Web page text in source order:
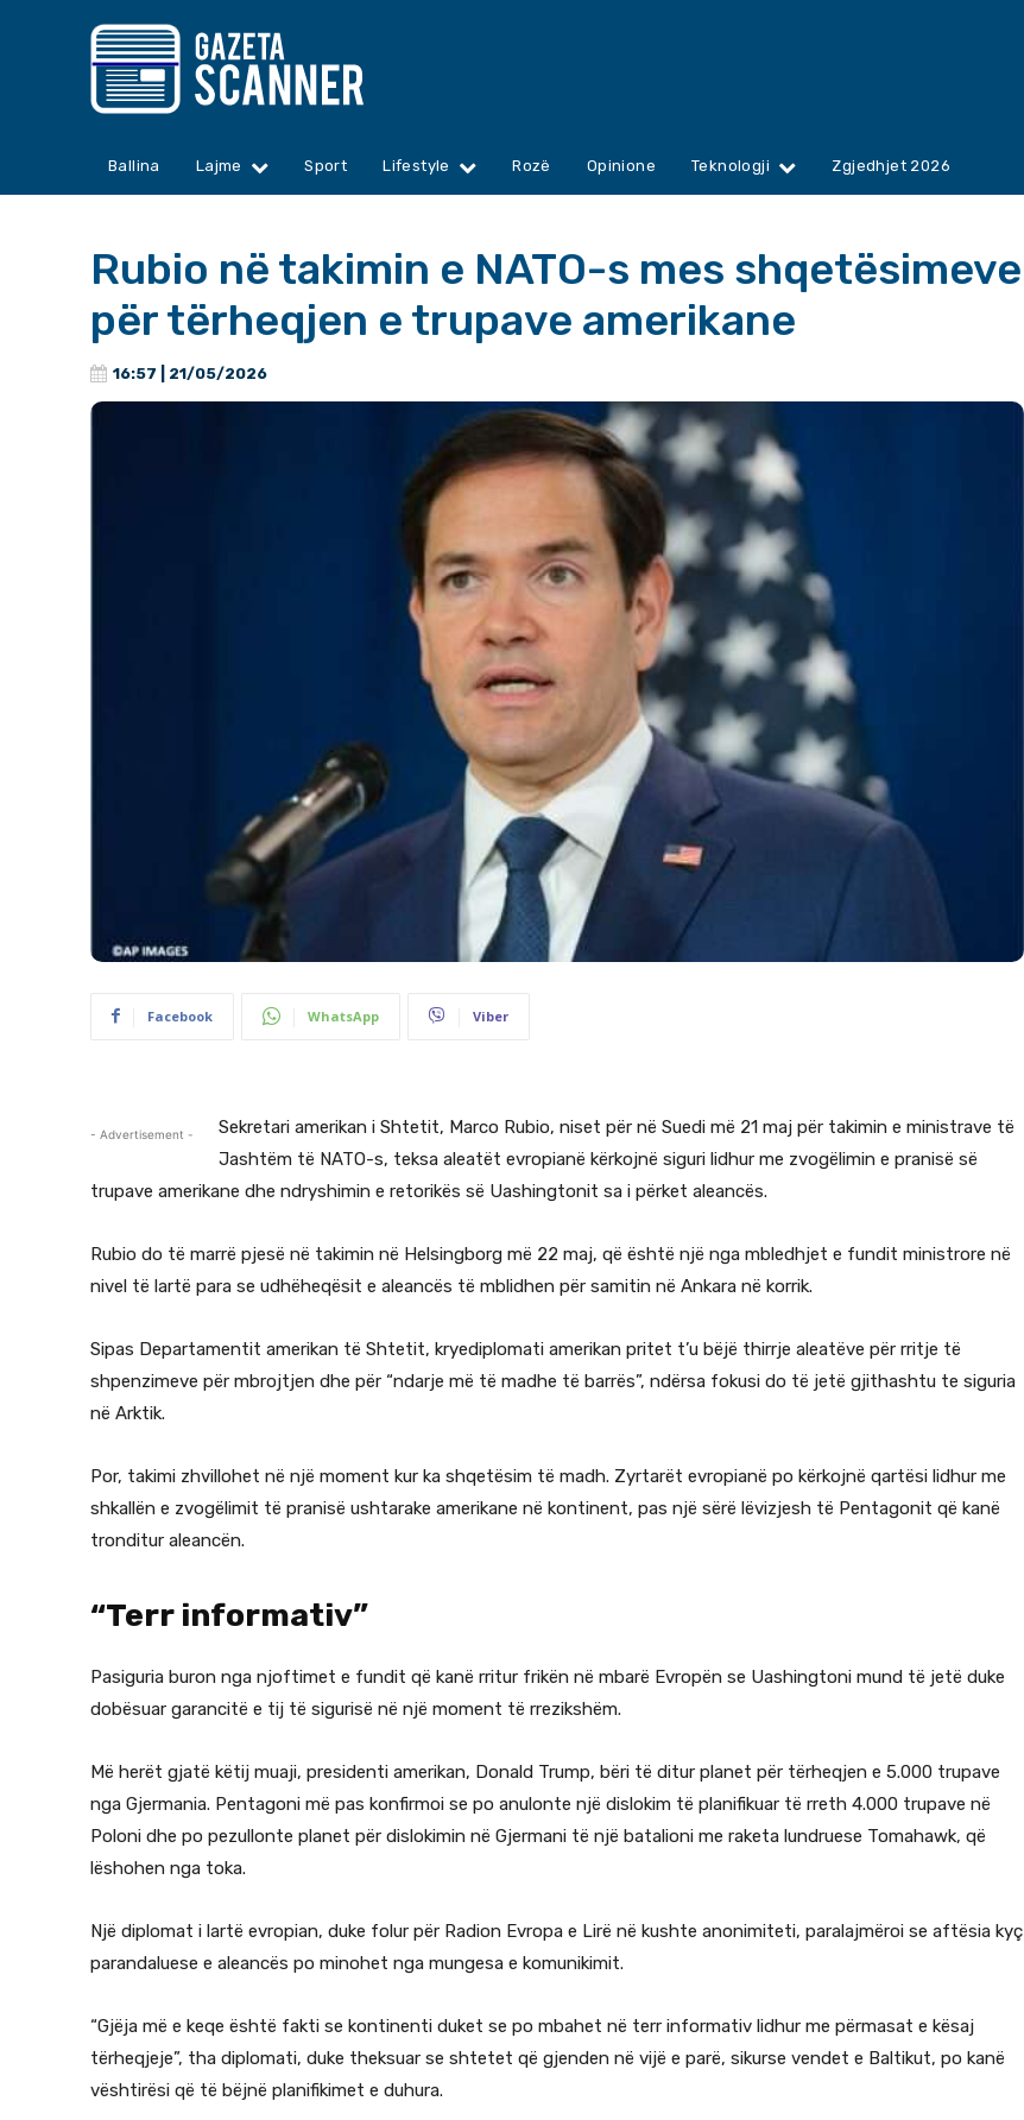
Ballina Lajme Sport Lifestyle Rozë Opinione Teknologji Zgjedhjet 2026
Rubio në takimin e NATO-s mes shqetësimeve
për tërheqjen e trupave amerikane
16:57 | 21/05/2026
Facebook WhatsApp Viber
- Advertisement -
Sekretari amerikan i Shtetit, Marco Rubio, niset për në Suedi më 21 maj për takimin e ministrave të
Jashtëm të NATO-s, teksa aleatët evropianë kërkojnë siguri lidhur me zvogëlimin e pranisë së
trupave amerikane dhe ndryshimin e retorikës së Uashingtonit sa i përket aleancës.
Rubio do të marrë pjesë në takimin në Helsingborg më 22 maj, që është një nga mbledhjet e fundit ministrore në
nivel të lartë para se udhëheqësit e aleancës të mblidhen për samitin në Ankara në korrik.
Sipas Departamentit amerikan të Shtetit, kryediplomati amerikan pritet t’u bëjë thirrje aleatëve për rritje të
shpenzimeve për mbrojtjen dhe për “ndarje më të madhe të barrës”, ndërsa fokusi do të jetë gjithashtu te siguria
në Arktik.
Por, takimi zhvillohet në një moment kur ka shqetësim të madh. Zyrtarët evropianë po kërkojnë qartësi lidhur me
shkallën e zvogëlimit të pranisë ushtarake amerikane në kontinent, pas një sërë lëvizjesh të Pentagonit që kanë
tronditur aleancën.
“Terr informativ”
Pasiguria buron nga njoftimet e fundit që kanë rritur frikën në mbarë Evropën se Uashingtoni mund të jetë duke
dobësuar garancitë e tij të sigurisë në një moment të rrezikshëm.
Më herët gjatë këtij muaji, presidenti amerikan, Donald Trump, bëri të ditur planet për tërheqjen e 5.000 trupave
nga Gjermania. Pentagoni më pas konfirmoi se po anulonte një dislokim të planifikuar të rreth 4.000 trupave në
Poloni dhe po pezullonte planet për dislokimin në Gjermani të një batalioni me raketa lundruese Tomahawk, që
lëshohen nga toka.
Një diplomat i lartë evropian, duke folur për Radion Evropa e Lirë në kushte anonimiteti, paralajmëroi se aftësia kyç
parandaluese e aleancës po minohet nga mungesa e komunikimit.
“Gjëja më e keqe është fakti se kontinenti duket se po mbahet në terr informativ lidhur me përmasat e kësaj
tërheqjeje”, tha diplomati, duke theksuar se shtetet që gjenden në vijë e parë, sikurse vendet e Baltikut, po kanë
vështirësi që të bëjnë planifikimet e duhura.